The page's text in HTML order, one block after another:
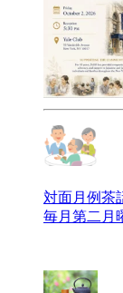
対面月例茶
毎月第二月